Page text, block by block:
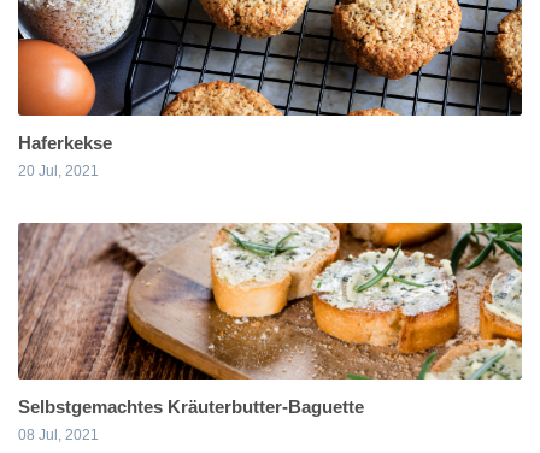
Haferkekse
20 Jul, 2021
Selbstgemachtes Kräuterbutter-Baguette
08 Jul, 2021